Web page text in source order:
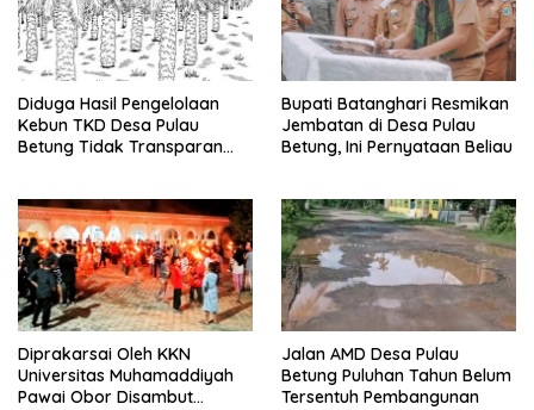
Diduga Hasil Pengelolaan
Kebun TKD Desa Pulau
Betung Tidak Transparan
Bupati Batanghari Resmikan
Jembatan di Desa Pulau
Betung, Ini Pernyataan Beliau
Diprakarsai Oleh KKN
Universitas Muhamaddiyah
Pawai Obor Disambut
Jalan AMD Desa Pulau
Betung Puluhan Tahun Belum
Tersentuh Pembangunan